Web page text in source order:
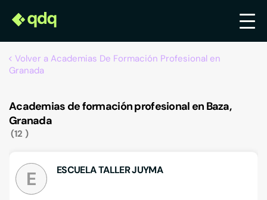
Volver a Academias De Formación Profesional en
Granada
Academias de formación profesional en Baza,
Granada
12
E ESCUELA TALLER JUYMA